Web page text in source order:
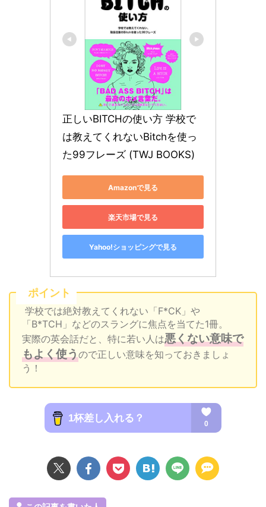
正しいBITCHの使い方 学校で
は教えてくれないBitchを使っ
た99フレーズ (TWJ BOOKS)
Amazonで見る
楽天市場で見る
Yahoo!ショッピングで見る
ポイント
学校では絶対教えてくれない「F*CK」や
「B*TCH」などのスラングに焦点を当てた1冊。
実際の英会話だと、特に若い人は悪くない意味で
もよく使うので正しい意味を知っておきましょ
う！